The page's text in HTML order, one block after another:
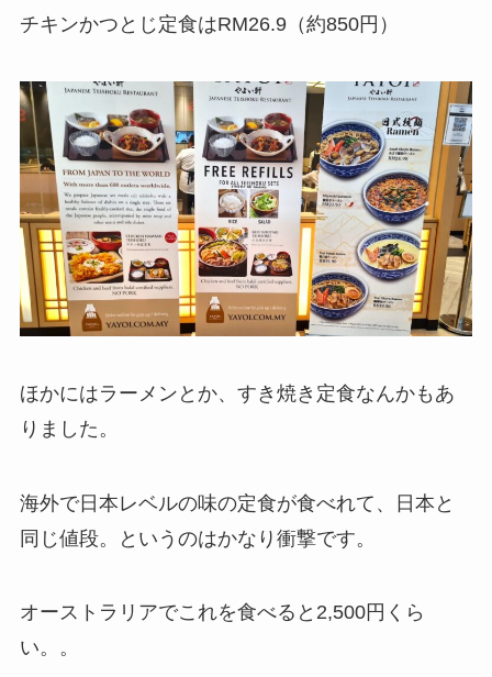
チキンかつとじ定食はRM26.9（約850円）
ほかにはラーメンとか、すき焼き定食なんかもあ
りました。
海外で日本レベルの味の定食が食べれて、日本と
同じ値段。というのはかなり衝撃です。
オーストラリアでこれを食べると2,500円くら
い。。